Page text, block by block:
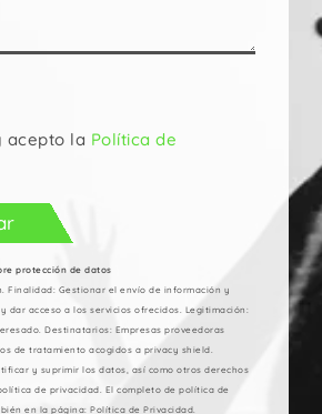
acepto la Política de
protección de datos
Finalidad: Gestionar el envío de información y
dar acceso a los servicios ofrecidos. Legitimación:
Destinatarios: Empresas proveedoras
de tratamiento acogidos a privacy shield.
y suprimir los datos, así como otros derechos
de privacidad. El completo de política de
en la página: Política de Privacidad.